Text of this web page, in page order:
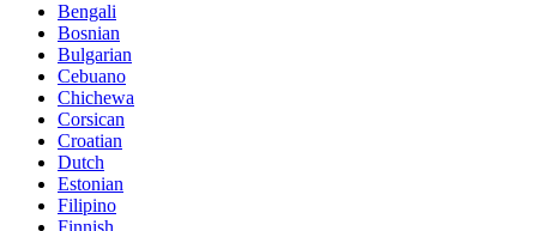
Bengali
Bosnian
Bulgarian
Cebuano
Chichewa
Corsican
Croatian
Dutch
Estonian
Filipino